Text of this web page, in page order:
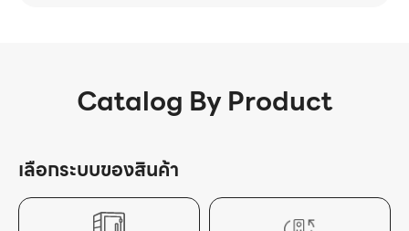
Catalog By Product
เลือกระบบของสินค้า